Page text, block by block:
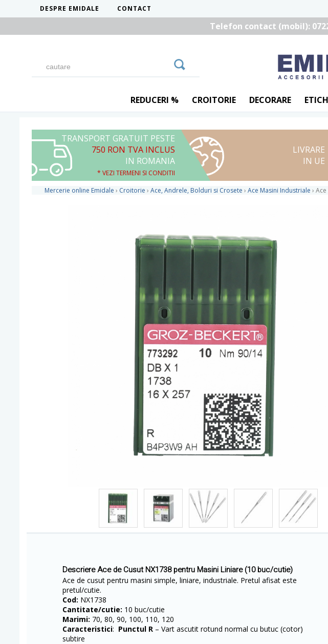
DESPRE EMIDALE CONTACT
Telefon contact (mobil):
REDUCERI % CROITORIE DECORARE
TRANSPORT GRATUIT PESTE
750 RON TVA INCLUS
IN ROMANIA
* VEZI TERMENI SI CONDITII
LIVRARE
IN UE
Mercerie online Emidale › Croitorie › Ace, Andrele, Bolduri si Crosete › Ace Masini Industriale ›
Descriere Ace de Cusut NX1738 pentru Masini Liniare (10 buc/cutie)
Ace de cusut pentru masini simple, liniare, industriale. Pretul afisat este
pretul/cutie.
Cod: NX1738
Cantitate/cutie: 10 buc/cutie
Marimi: 70, 80, 90, 100, 110, 120
Caracteristici: Punctul R – Vart ascutit rotund normal cu butuc (cotor)
subtire